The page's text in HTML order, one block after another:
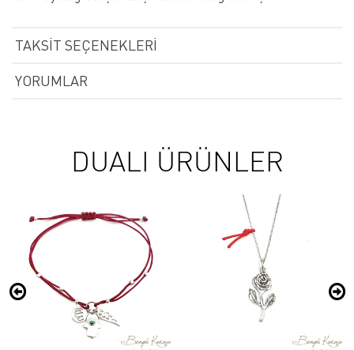
TAKSIT SEÇENEKLERI
YORUMLAR
DUALI ÜRÜNLER